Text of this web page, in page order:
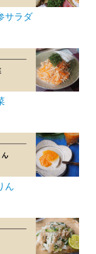
サラダ
ん